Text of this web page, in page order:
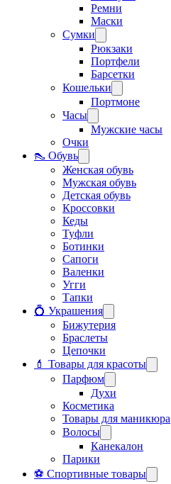
Ремни
Маски
Сумки
Рюкзаки
Портфели
Барсетки
Кошельки
Портмоне
Часы
Мужские часы
Очки
👠 Обувь
Женская обувь
Мужская обувь
Детская обувь
Кроссовки
Кеды
Туфли
Ботинки
Сапоги
Валенки
Угги
Тапки
💍 Украшения
Бижутерия
Браслеты
Цепочки
💄 Товары для красоты
Парфюм
Духи
Косметика
Товары для маникюра
Волосы
Канекалон
Парики
⚽ Спортивные товары